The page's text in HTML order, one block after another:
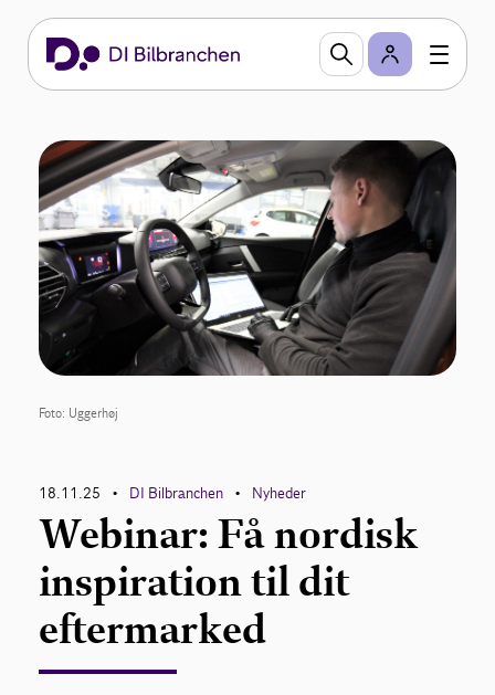
Foto: Uggerhøj
18.11.25 • DI Bilbranchen • Nyheder
Webinar: Få nordisk
inspiration til dit
eftermarked